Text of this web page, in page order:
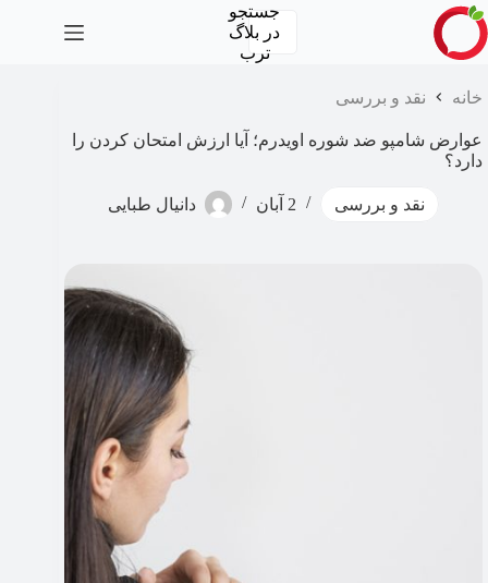
پرش
به
محتوا
جستجو
در بلاگ
ترب
خانه نقد و بررسی
عوارض شامپو ضد شوره اویدرم؛ آیا ارزش امتحان کردن را
دارد؟
نقد و بررسی 2 آبان دانیال طبایی